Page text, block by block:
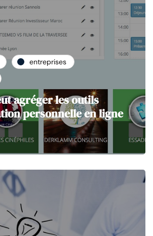
entreprises
agréger les outils
personnelle en ligne